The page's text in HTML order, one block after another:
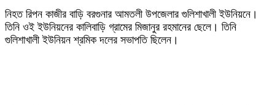
নিহত রিপন কাজীর বাড়ি বরগুনার আমতলী উপজেলার গুলিশাখালী ইউনিয়নে।
তিনি ওই ইউনিয়নের কালিবাড়ি গ্রামের মিজানুর রহমানের ছেলে। তিনি
গুলিশাখালী ইউনিয়ন শ্রমিক দলের সভাপতি ছিলেন।